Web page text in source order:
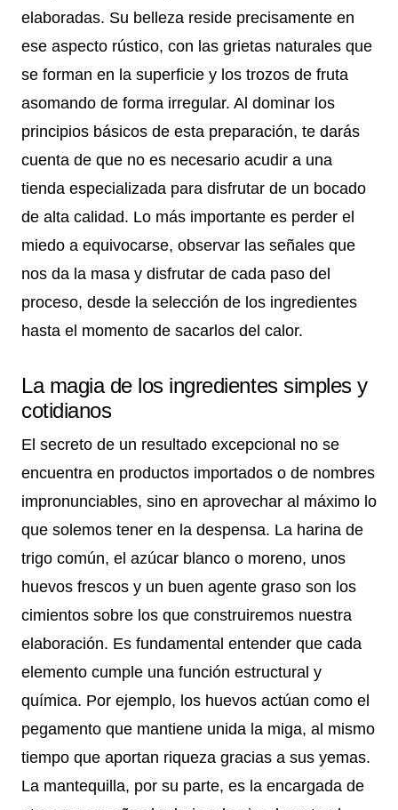
elaboradas. Su belleza reside precisamente en
ese aspecto rústico, con las grietas naturales que
se forman en la superficie y los trozos de fruta
asomando de forma irregular. Al dominar los
principios básicos de esta preparación, te darás
cuenta de que no es necesario acudir a una
tienda especializada para disfrutar de un bocado
de alta calidad. Lo más importante es perder el
miedo a equivocarse, observar las señales que
nos da la masa y disfrutar de cada paso del
proceso, desde la selección de los ingredientes
hasta el momento de sacarlos del calor.
La magia de los ingredientes simples y
cotidianos
El secreto de un resultado excepcional no se
encuentra en productos importados o de nombres
impronunciables, sino en aprovechar al máximo lo
que solemos tener en la despensa. La harina de
trigo común, el azúcar blanco o moreno, unos
huevos frescos y un buen agente graso son los
cimientos sobre los que construiremos nuestra
elaboración. Es fundamental entender que cada
elemento cumple una función estructural y
química. Por ejemplo, los huevos actúan como el
pegamento que mantiene unida la miga, al mismo
tiempo que aportan riqueza gracias a sus yemas.
La mantequilla, por su parte, es la encargada de